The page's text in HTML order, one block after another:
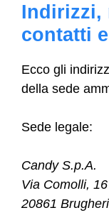
Indirizzi,
contatti
Ecco gli
della sede
Sede legale:
Candy S.p.A.
Via Comolli, 16
20861